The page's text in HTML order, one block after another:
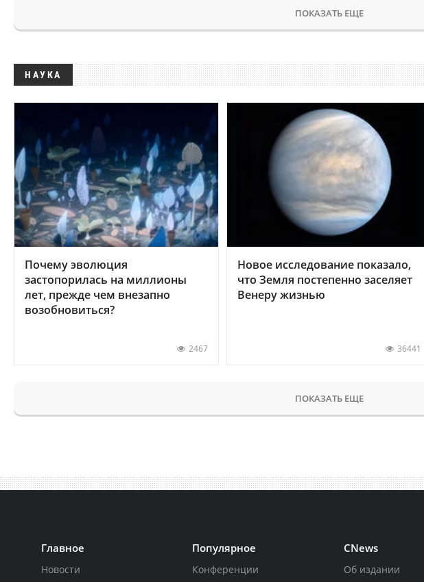
ПОКАЗАТЬ ЕЩЕ
НАУКА
Почему эволюция
застопорилась на миллионы
лет, прежде чем внезапно
возобновиться?
2467
Новое исследование показало,
что Земля постепенно заселяет
Венеру жизнью
36441
ПОКАЗАТЬ ЕЩЕ
Главное
Новости
Популярное
Конференции
CNews
Об издании